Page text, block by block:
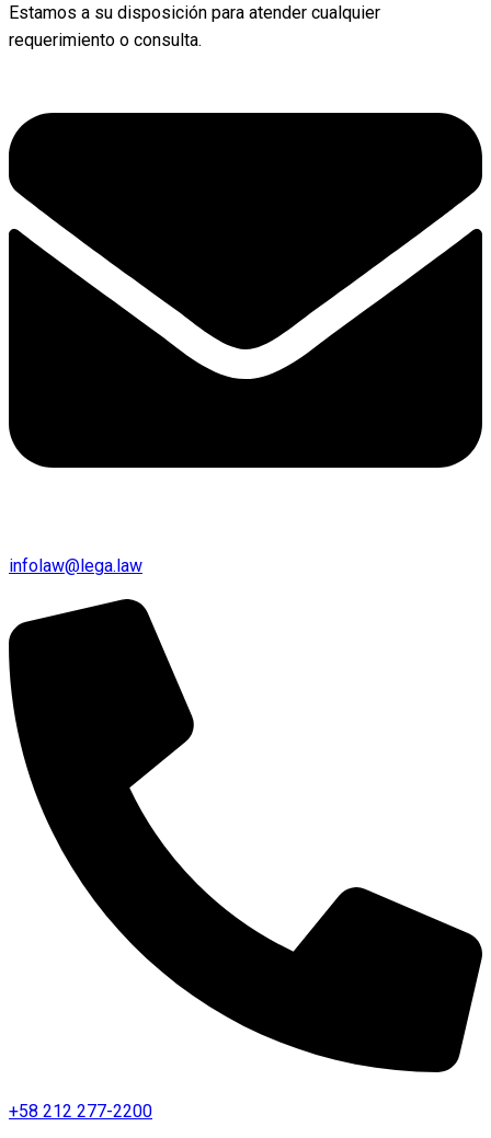
Estamos a su disposición para atender cualquier
requerimiento o consulta.
infolaw@lega.law
+58 212 277-2200